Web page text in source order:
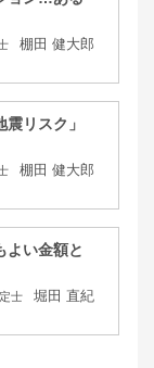
棚田 健大郎
リスク」
棚田 健大郎
よい金額と
士 堀田 直紀